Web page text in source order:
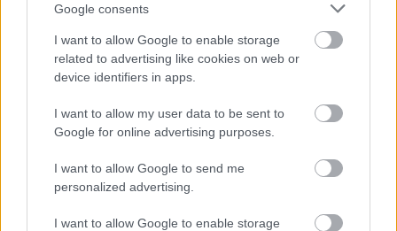
Google consents
I want to allow Google to enable storage
related to advertising like cookies on web or
device identifiers in apps.
I want to allow my user data to be sent to
Google for online advertising purposes.
I want to allow Google to send me
personalized advertising.
I want to allow Google to enable storage
⚠
Teraz komentarze są domyślnie ukryte, aby
poprawić komfort korzystania z serwisu. Kliknij
przycisk „Zobacz komentarze”, aby je wyświetlić i